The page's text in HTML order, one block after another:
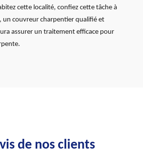
cette localité, confiez cette tâche à
un couvreur charpentier qualifié et
assurer un traitement efficace pour
de nos clients